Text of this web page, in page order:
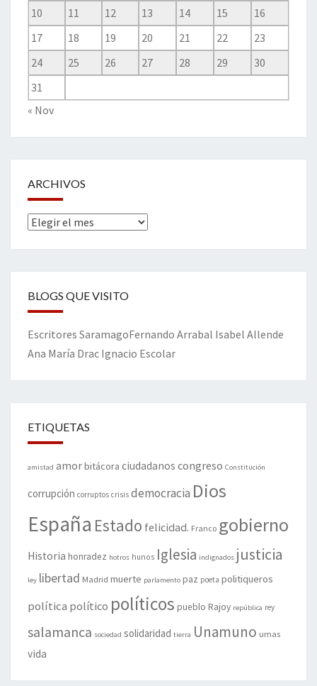
10
11 12 13 14 15
16
17
18 19 20 21 22
23
24
25 26 27 28 29
30
31
« Nov
ARCHIVOS
Archivos
BLOGS QUE VISITO
Escritores SaramagoFernando Arrabal Isabel Allende
Ana María Drac Ignacio Escolar
ETIQUETAS
amistad amorbitácora ciudadanos congreso Constitución
corrupción corruptos crisis democracia Dios
España Estado felicidad. Franco gobierno
Historia honradez hotros hunos Iglesia indignados justicia
ley libertad Madrid muerte parlamento paz poeta politiqueros
política político políticos pueblo Rajoy república rey
salamanca sociedad solidaridad tierra Unamuno urnas
vida